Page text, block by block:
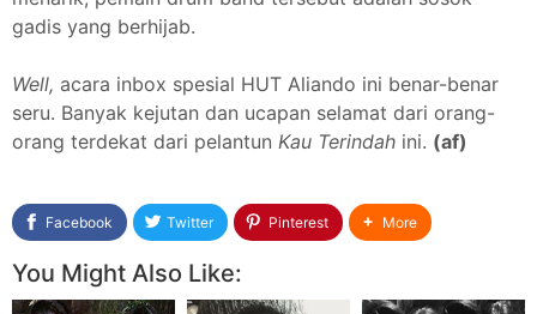
gadis yang berhijab.
Well, acara inbox spesial HUT Aliando ini benar-benar
seru. Banyak kejutan dan ucapan selamat dari orang-
orang terdekat dari pelantun Kau Terindah ini. (af)
Facebook Twitter Pinterest More
You Might Also Like: